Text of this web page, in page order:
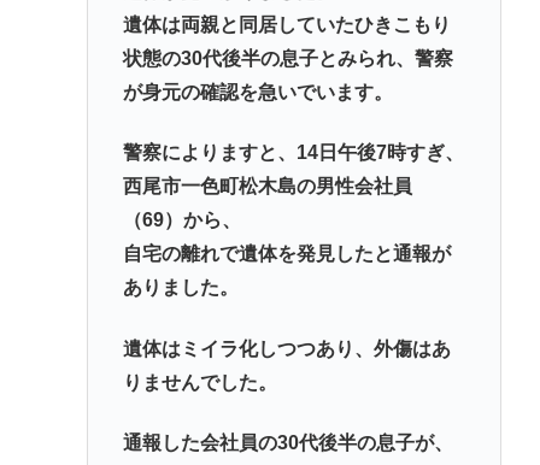
遺体は両親と同居していたひきこもり
状態の30代後半の息子とみられ、警察
が身元の確認を急いでいます。
警察によりますと、14日午後7時すぎ、
西尾市一色町松木島の男性会社員
（69）から、
自宅の離れで遺体を発見したと通報が
ありました。
遺体はミイラ化しつつあり、外傷はあ
りませんでした。
通報した会社員の30代後半の息子が、